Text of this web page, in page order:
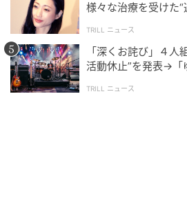
様々な治療を受けた“
TRILL ニュース
「深くお詫び」４人
活動休止”を発表→「
TRILL ニュース